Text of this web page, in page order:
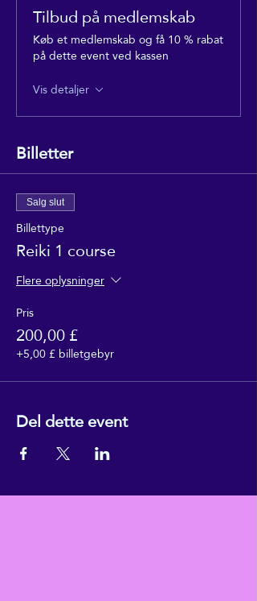
Tilbud på medlemskab
Køb et medlemskab og få 10 % rabat
på dette event ved kassen
Vis detaljer
Billetter
Salg slut
Billettype
Reiki 1 course
Flere oplysninger
Pris
200,00 £
+5,00 £ billetgebyr
Del dette event